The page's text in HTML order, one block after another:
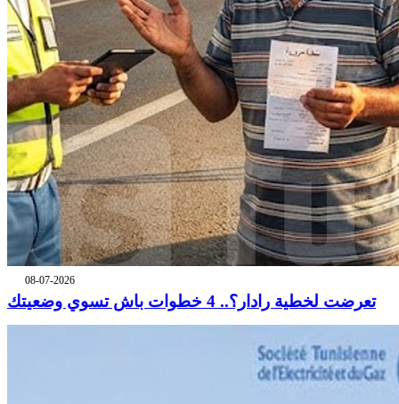
08-07-2026
تعرضت لخطية رادار؟.. 4 خطوات باش تسوي وضعيتك